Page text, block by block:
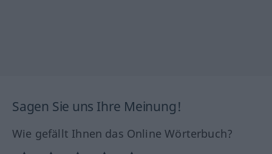
Sagen Sie uns Ihre Meinung!
Wie gefällt Ihnen das Online Wörterbuch?